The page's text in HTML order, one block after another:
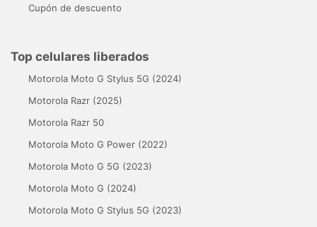
Cupón de descuento
Top celulares liberados
Motorola Moto G Stylus 5G (2024)
Motorola Razr (2025)
Motorola Razr 50
Motorola Moto G Power (2022)
Motorola Moto G 5G (2023)
Motorola Moto G (2024)
Motorola Moto G Stylus 5G (2023)